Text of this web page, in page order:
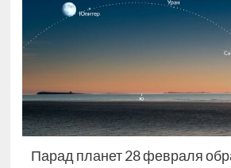
Парад планет 28 февраля